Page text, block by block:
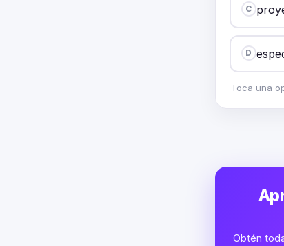
C
D
Toca una
Obtén